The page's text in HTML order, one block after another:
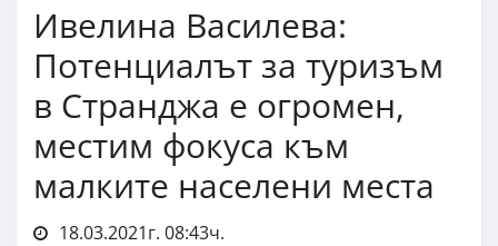
Ивелина Василева:
Потенциалът за туризъм
в Странджа е огромен,
местим фокуса към
малките населени места
18.03.2021г. 08:43ч.